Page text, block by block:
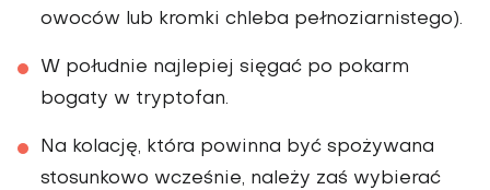
owoców lub kromki chleba pełnoziarnistego).
W południe najlepiej sięgać po pokarm
bogaty w tryptofan.
Na kolację, która powinna być spożywana
stosunkowo wcześnie, należy zaś wybierać